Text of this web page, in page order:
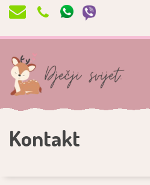
Kontakt